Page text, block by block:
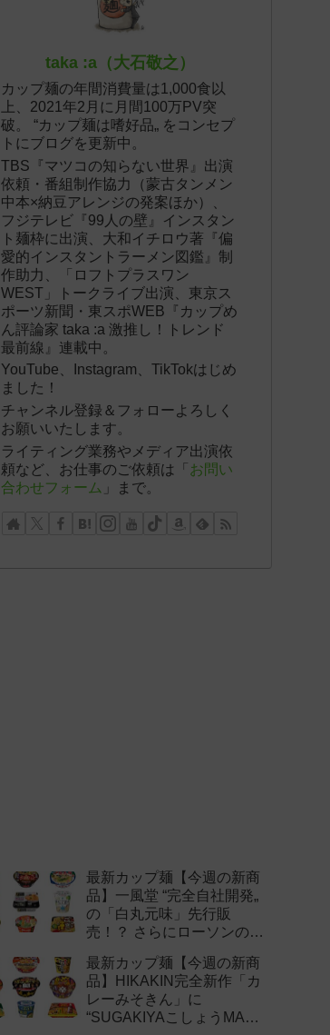
taka :a（大石敬之）
カップ麺の年間消費量は1,000食以
上、2021年2月に月間100万PV突
破。 “カップ麺は嗜好品„ をコンセプ
トにブログを更新中。
TBS『マツコの知らない世界』出演
依頼・番組制作協力（蒙古タンメン
中本×納豆アレンジの発案ほか）、
フジテレビ『99人の壁』インスタン
ト麺枠に出演、大和イチロウ著『偏
愛的インスタントラーメン図鑑』制
作助力、「ロフトプラスワン
WEST」トークライブ出演、東京ス
ポーツ新聞・東スポWEB『カップめ
ん評論家 taka :a 激推し！トレンド
最前線』連載中。
YouTube、Instagram、TikTokはじめ
ました！
チャンネル登録＆フォローよろしく
お願いいたします。
ライティング業務やメディア出演依
頼など、お仕事のご依頼は「 お問い
合わせフォーム 」まで。
最新カップ麺【今週の新商
品】一風堂 “完全自社開発„
の「白丸元味」先行販
売！？ さらにローソンの激
新作まとめ！
最新カップ麺【今週の新商
品】HIKAKIN完全新作「カ
レーみそきん」に
“SUGAKIYAこしょうMAX„